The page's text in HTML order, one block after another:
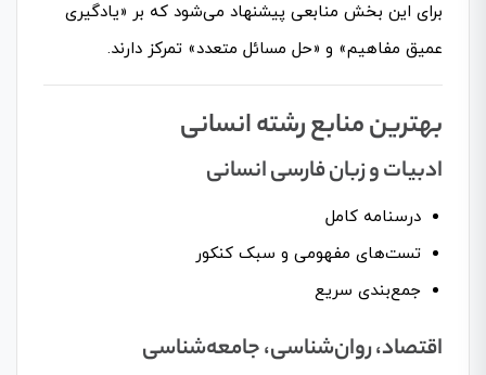
برای این بخش منابعی پیشنهاد می‌شود که بر «یادگیری
عمیق مفاهیم» و «حل مسائل متعدد» تمرکز دارند.
بهترین منابع رشته انسانی
ادبیات و زبان فارسی انسانی
درسنامه کامل
تست‌های مفهومی و سبک کنکور
جمع‌بندی سریع
اقتصاد، روان‌شناسی، جامعه‌شناسی